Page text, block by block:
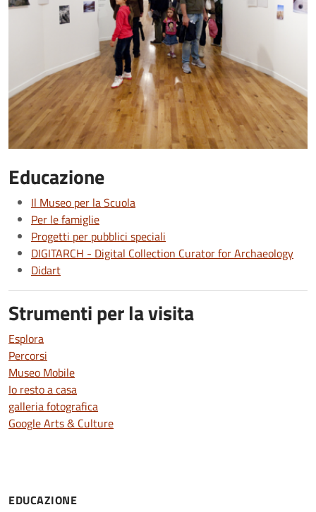
Educazione
Il Museo per la Scuola
Per le famiglie
Progetti per pubblici speciali
DIGITARCH - Digital Collection Curator for Archaeology
Didart
Strumenti per la visita
Esplora
Percorsi
Museo Mobile
Io resto a casa
galleria fotografica
Google Arts & Culture
EDUCAZIONE